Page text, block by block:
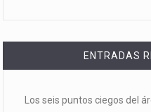
ENTRADAS
Los seis puntos ciegos del